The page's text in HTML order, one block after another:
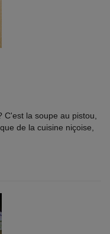
la soupe au pistou,
de la cuisine niçoise,